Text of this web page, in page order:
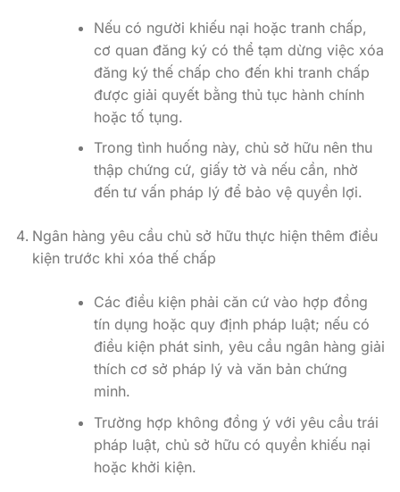
Nếu có người khiếu nại hoặc tranh chấp,
cơ quan đăng ký có thể tạm dừng việc xóa
đăng ký thế chấp cho đến khi tranh chấp
được giải quyết bằng thủ tục hành chính
hoặc tố tụng.
Trong tình huống này, chủ sở hữu nên thu
thập chứng cứ, giấy tờ và nếu cần, nhờ
đến tư vấn pháp lý để bảo vệ quyền lợi.
Ngân hàng yêu cầu chủ sở hữu thực hiện thêm điều
kiện trước khi xóa thế chấp
Các điều kiện phải căn cứ vào hợp đồng
tín dụng hoặc quy định pháp luật; nếu có
điều kiện phát sinh, yêu cầu ngân hàng giải
thích cơ sở pháp lý và văn bản chứng
minh.
Trường hợp không đồng ý với yêu cầu trái
pháp luật, chủ sở hữu có quyền khiếu nại
hoặc khởi kiện.